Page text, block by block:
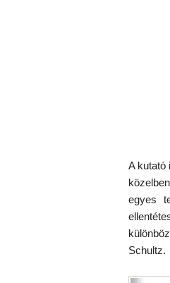
A kutató
egyes
Schultz.